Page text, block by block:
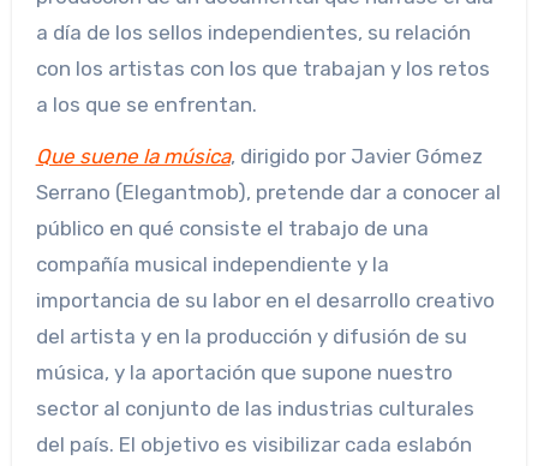
a día de los sellos independientes, su relación
con los artistas con los que trabajan y los retos
a los que se enfrentan.
Que suene la música, dirigido por Javier Gómez
Serrano (Elegantmob), pretende dar a conocer al
público en qué consiste el trabajo de una
compañía musical independiente y la
importancia de su labor en el desarrollo creativo
del artista y en la producción y difusión de su
música, y la aportación que supone nuestro
sector al conjunto de las industrias culturales
del país. El objetivo es visibilizar cada eslabón